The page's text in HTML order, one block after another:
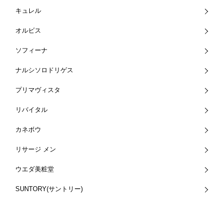
キュレル
オルビス
ソフィーナ
ナルシソロドリゲス
プリマヴィスタ
リバイタル
カネボウ
リサージ メン
ウエダ美粧堂
SUNTORY(サントリー)